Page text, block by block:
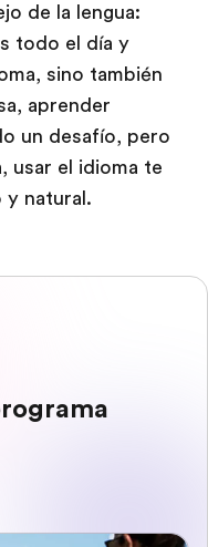
de la lengua:
todo el día y
sino también
aprender
un desafío, pero
usar el idioma te
y natural.